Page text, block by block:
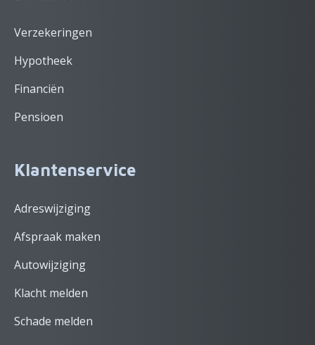
Verzekeringen
Hypotheek
Financiën
Pensioen
Klantenservice
Adreswijziging
Afspraak maken
Autowijziging
Klacht melden
Schade melden